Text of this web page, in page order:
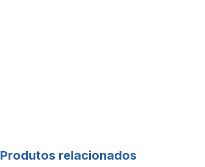
Produtos relacionados